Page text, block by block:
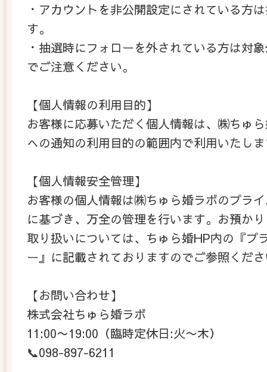
・アカウントを非公開設定にされている方
す。
・抽選時にフォローを外されている方は対
でご注意ください。
【個人情報の利用目的】
お客様に応募いただく個人情報は、㈱ちゅ
への通知の利用目的の範囲内で利用いたし
【個人情報安全管理】
お客様の個人情報は㈱ちゅら婚ラボのプラ
に基づき、万全の管理を行います。お預か
取り扱いについては、ちゅら婚HP内の『プ
ー』に記載されておりますのでご参照くだ
【お問い合わせ】
株式会社ちゅら婚ラボ
11:00〜19:00（臨時定休日:火〜木）
📞098-897-6211